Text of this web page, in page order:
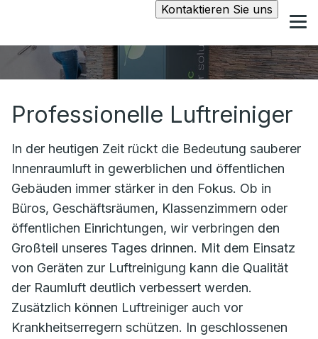
Kontaktieren Sie uns
Professionelle Luftreiniger
In der heutigen Zeit rückt die Bedeutung sauberer
Innenraumluft in gewerblichen und öffentlichen
Gebäuden immer stärker in den Fokus. Ob in
Büros, Geschäftsräumen, Klassenzimmern oder
öffentlichen Einrichtungen, wir verbringen den
Großteil unseres Tages drinnen. Mit dem Einsatz
von Geräten zur Luftreinigung kann die Qualität
der Raumluft deutlich verbessert werden.
Zusätzlich können Luftreiniger auch vor
Krankheitserregern schützen. In geschlossenen